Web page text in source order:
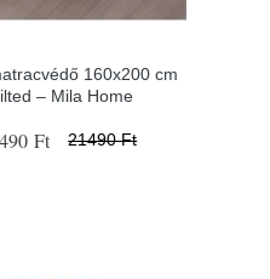
160x200 cm
– Mila Home
Ft 21490 Ft